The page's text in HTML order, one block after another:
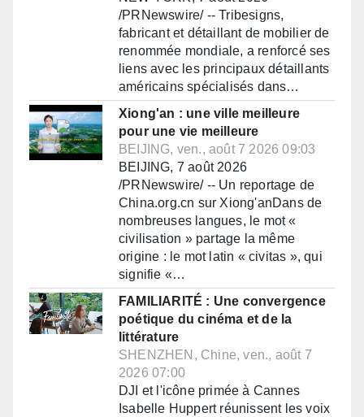
/PRNewswire/ -- Tribesigns,
fabricant et détaillant de mobilier de
renommée mondiale, a renforcé ses
liens avec les principaux détaillants
américains spécialisés dans…
Xiong'an : une ville meilleure
pour une vie meilleure
BEIJING, ven., août 7 2026 09:03
BEIJING, 7 août 2026
/PRNewswire/ -- Un reportage de
China.org.cn sur Xiong'anDans de
nombreuses langues, le mot «
civilisation » partage la même
origine : le mot latin « civitas », qui
signifie «…
FAMILIARITÉ : Une convergence
poétique du cinéma et de la
littérature
SHENZHEN, Chine, ven., août 7
2026 07:00
DJI et l'icône primée à Cannes
Isabelle Huppert réunissent les voix